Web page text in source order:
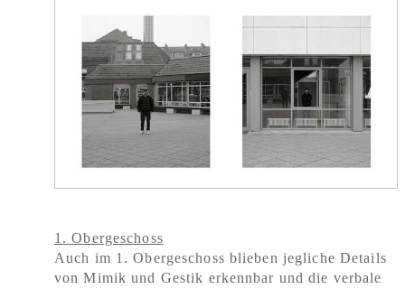
1. Obergeschoss
Auch im 1. Obergeschoss blieben jegliche Details
von Mimik und Gestik erkennbar und die verbale